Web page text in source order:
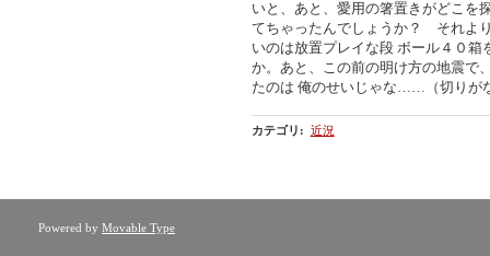
いと、あと、愛用の箸置きがどこを
てちゃったんでしょうか？ それよ
いのは放置プレイな段 ボール４０
か。あと、この前の明け方の地震で
たのは 俺のせいじゃな……（切りが
カテゴリ : 近況
Powered by Movable Type